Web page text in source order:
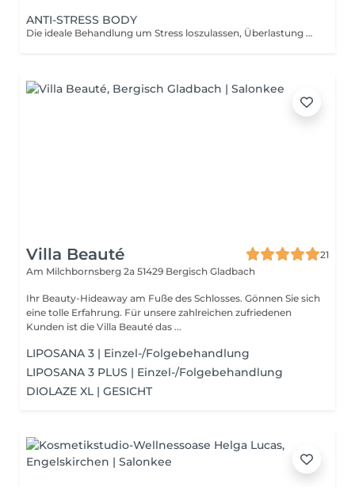
ANTI-STRESS BODY
Die ideale Behandlung um Stress loszulassen, Überlastung entgegen zu wirken und neue Energie zu tanken. Innere Spannungen können sich lösen, das Nervensystem wird entstresst. Die Haut wird gleichzeitig intensiv regeneriert und genährt.
Villa Beauté
21
Am Milchbornsberg 2a 51429 Bergisch Gladbach
Ihr Beauty-Hideaway am Fuße des Schlosses. Gönnen Sie sich
eine tolle Erfahrung. Für unsere zahlreichen zufriedenen
Kunden ist die Villa Beauté das ...
LIPOSANA 3 | Einzel-/Folgebehandlung
LIPOSANA 3 PLUS | Einzel-/Folgebehandlung
DIOLAZE XL | GESICHT